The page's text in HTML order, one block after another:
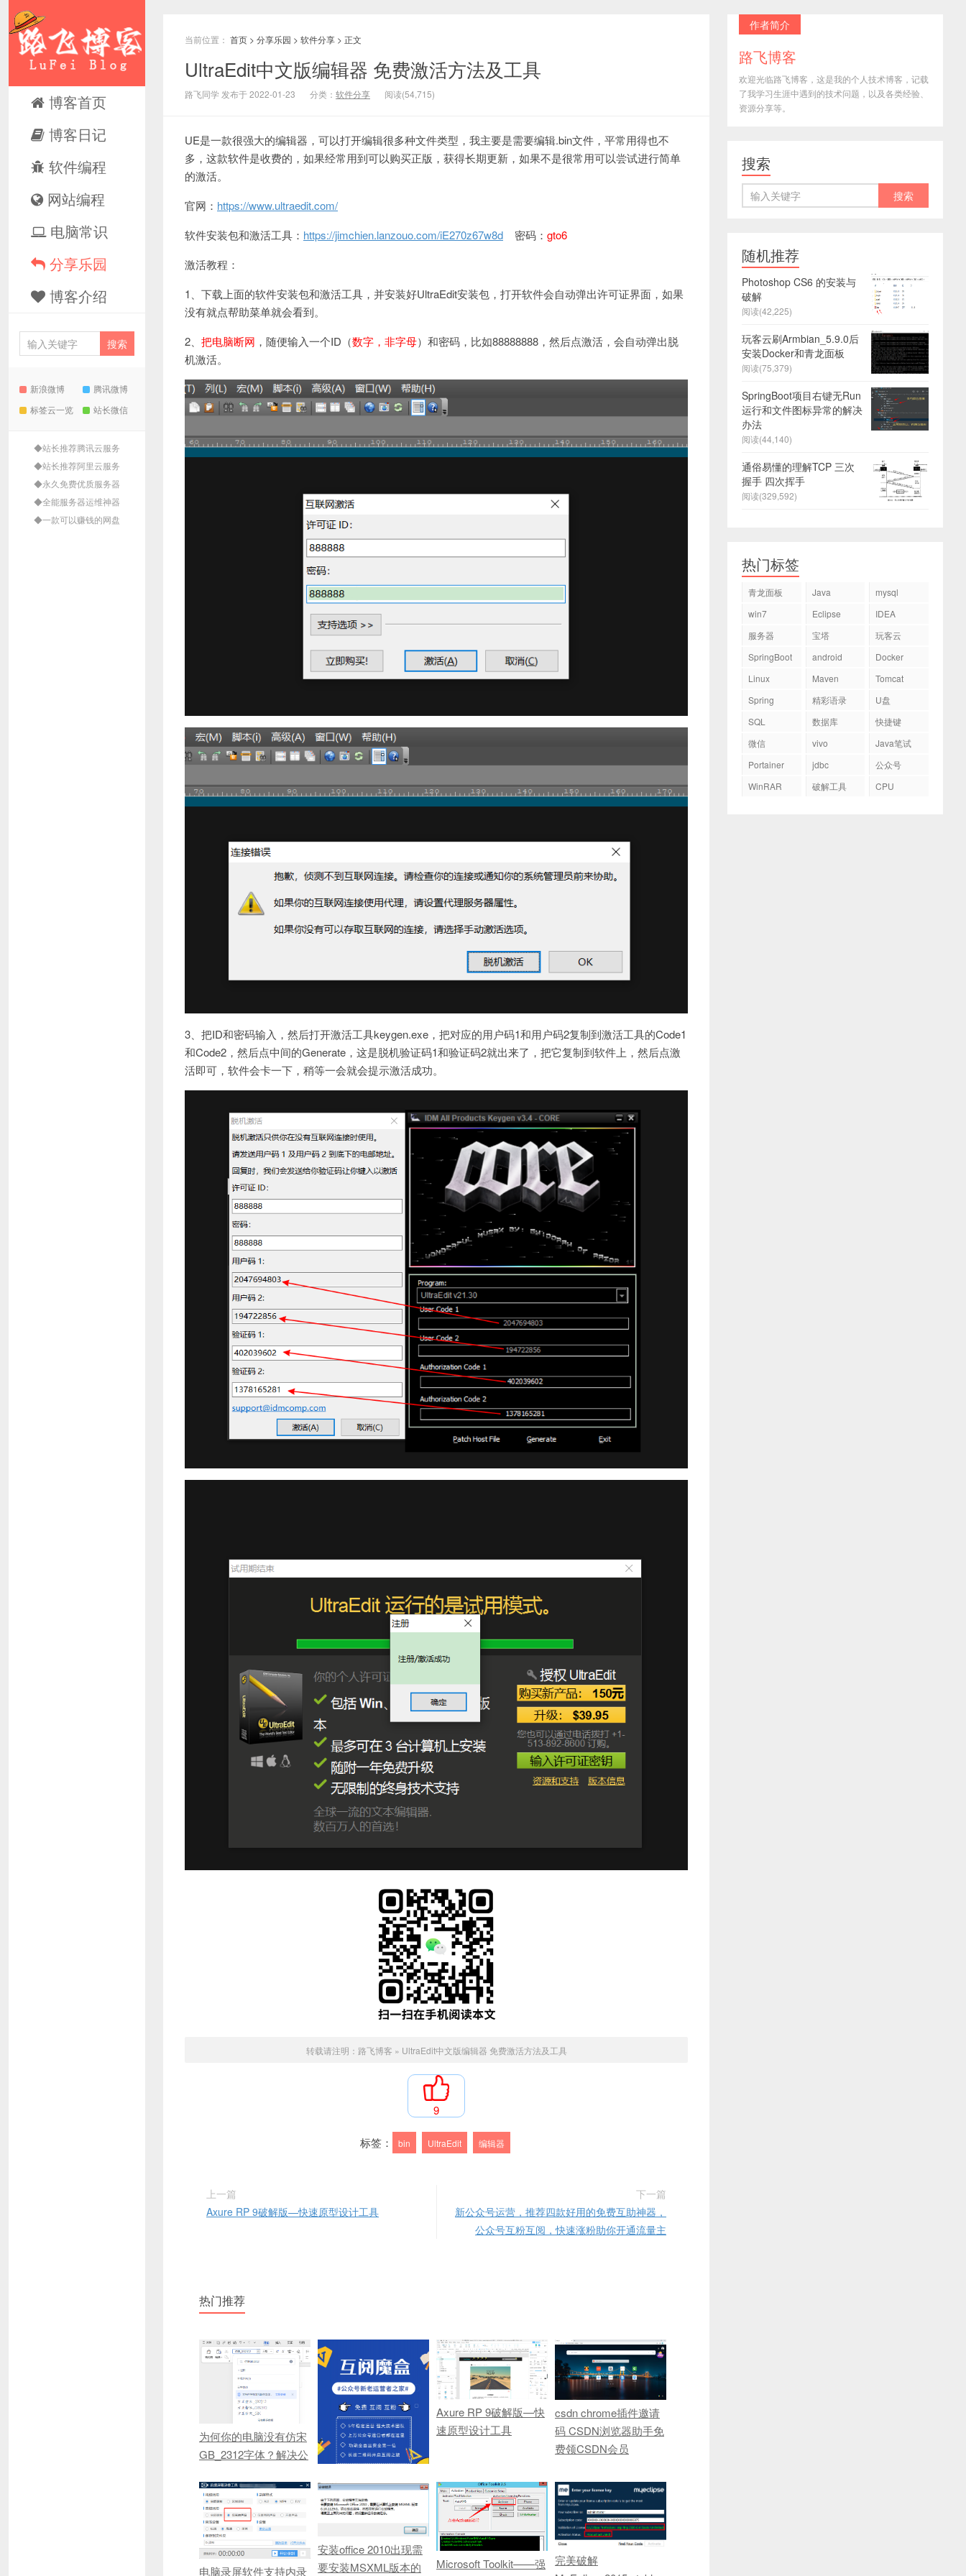
博客首页
博客日记
软件编程
网站编程
电脑常识
分享乐园
博客介绍
新浪微博
腾讯微博
标签云一览
站长微信
◆站长推荐腾讯云服务
◆站长推荐阿里云服务
◆永久免费优质服务器
◆全能服务器运维神器
◆一款可以赚钱的网盘
当前位置： 首页 > 分享乐园 > 软件分享 > 正文
UltraEdit中文版编辑器 免费激活方法及工具
路飞同学 发布于 2022-01-23 分类： 软件分享 阅读(54,715)
UE是一款很强大的编辑器，可以打开编辑很多种文件类型，我主要是需要编辑.bin文件，平常用得也不
多，这款软件是收费的，如果经常用到可以购买正版，获得长期更新，如果不是很常用可以尝试进行简单
的激活。
官网： https://www.ultraedit.com/
软件安装包和激活工具： https://jimchien.lanzouo.com/iE270z67w8d 密码： gto6
激活教程：
1、下载上面的软件安装包和激活工具，并安装好UltraEdit安装包，打开软件会自动弹出许可证界面，如果
没有就点帮助菜单就会看到。
2、 把电脑断网 ，随便输入一个ID（数字，非字母）和密码，比如88888888，然后点激活，会自动弹出脱
机激活。
3、把ID和密码输入，然后打开激活工具keygen.exe，把对应的用户码1和用户码2复制到激活工具的Code1
和Code2，然后点中间的Generate，这是脱机验证码1和验证码2就出来了，把它复制到软件上，然后点激
活即可，软件会卡一下，稍等一会就会提示激活成功。
转载请注明： 路飞博客 » UltraEdit中文版编辑器 免费激活方法及工具
9
标签： bin UltraEdit 编辑器
上一篇
Axure RP 9破解版—快速原型设计工具
下一篇
新公众号运营，推荐四款好用的免费互助神器，
公众号互粉互阅，快速涨粉助你开通流量主
热门推荐
为何你的电脑没有仿宋
GB_2312字体？解决公
（附字体包下载）
新公众号运营，推荐四
款好用的免费互助神
Axure RP 9破解版—快
速原型设计工具
csdn chrome插件邀请
码 CSDN浏览器助手免
费领CSDN会员
电脑录屏软件支持内录
安装office 2010出现需
要安装MSXML版本的
Microsoft Toolkit——强
完美破解
作者简介
路飞博客
欢迎光临路飞博客，这是我的个人技术博客，记载
了我学习生涯中遇到的技术问题，以及各类经验、
资源分享等。
搜索
随机推荐
Photoshop CS6 的安装与
破解
阅读(42,225)
玩客云刷Armbian_5.9.0后
安装Docker和青龙面板
阅读(75,379)
SpringBoot项目右键无Run
运行和文件图标异常的解决
办法
阅读(44,140)
通俗易懂的理解TCP 三次
握手 四次挥手
阅读(329,592)
热门标签
青龙面板 Java
mysql
win7
Eclipse
IDEA
服务器
宝塔
玩客云
SpringBoot
android
Docker
Linux
Maven
Tomcat
Spring
精彩语录
U盘
SQL
数据库
快捷键
微信
vivo
Java笔试
Portainer
jdbc
公众号
WinRAR
破解工具 CPU